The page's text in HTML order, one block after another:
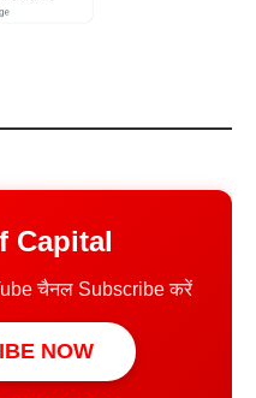
Capital
चैनल Subscribe करें
NOW